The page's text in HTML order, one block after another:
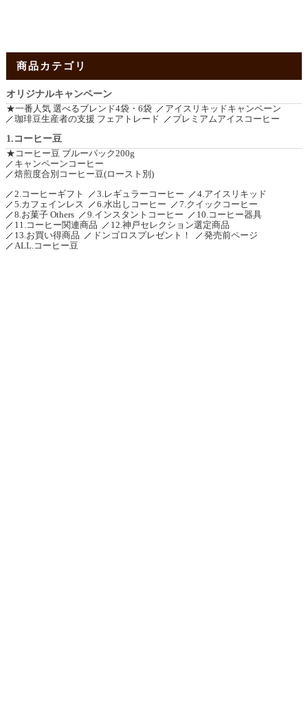
商品カテゴリ
オリジナルキャンペーン
★一番人気 選べるブレンド4袋・6袋
アイスリキッドキャンペーン
珈琲豆生産者の支援 フェアトレード
プレミアムアイスコーヒー
1.コーヒー豆
★コーヒー豆 ブルーパック200g
キャンペーンコーヒー
焙煎度合別コーヒー豆(ロースト別)
2.コーヒーギフト
3.レギュラーコーヒー
4.アイスリキッド
5.カフェインレス
6.水出しコーヒー
7.クイックコーヒー
8.お菓子 Others
9.インスタントコーヒー
10.コーヒー器具
11.コーヒー関連商品
12.神戸セレクション選定商品
13.お買い得商品
ドンゴロスプレゼント！
発売前ページ
ALL.コーヒー豆